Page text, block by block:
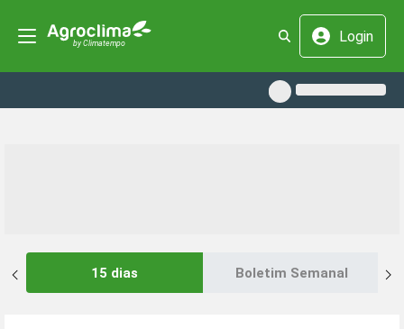
Login
15 dias Boletim Semanal